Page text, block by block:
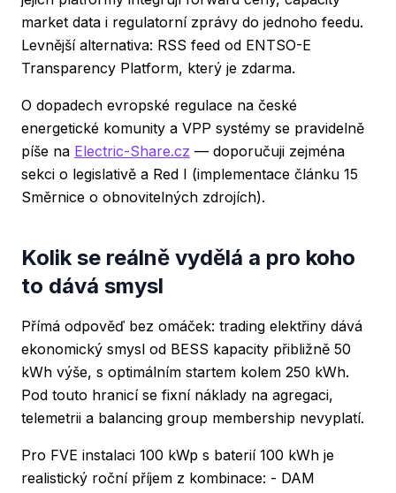
market data i regulatorní zprávy do jednoho feedu.
Levnější alternativa: RSS feed od ENTSO-E
Transparency Platform, který je zdarma.
O dopadech evropské regulace na české
energetické komunity a VPP systémy se pravidelně
píše na Electric-Share.cz — doporučuji zejména
sekci o legislativě a Red I (implementace článku 15
Směrnice o obnovitelných zdrojích).
Kolik se reálně vydělá a pro koho
to dává smysl
Přímá odpověď bez omáček: trading elektřiny dává
ekonomický smysl od BESS kapacity přibližně 50
kWh výše, s optimálním startem kolem 250 kWh.
Pod touto hranicí se fixní náklady na agregaci,
telemetrii a balancing group membership nevyplatí.
Pro FVE instalaci 100 kWp s baterií 100 kWh je
realistický roční příjem z kombinace: - DAM